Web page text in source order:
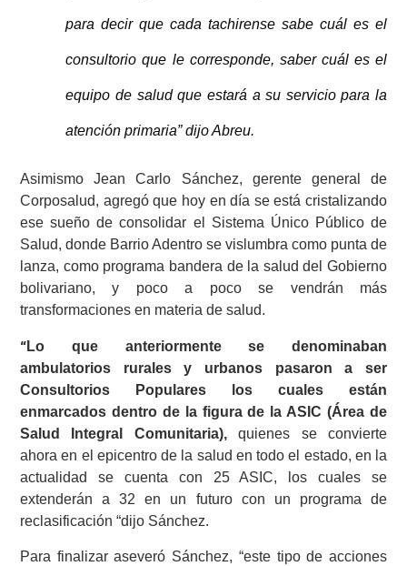
para decir que cada tachirense sabe cuál es el
consultorio que le corresponde, saber cuál es el
equipo de salud que estará a su servicio para la
atención primaria” dijo Abreu.
Asimismo Jean Carlo Sánchez, gerente general de
Corposalud, agregó que hoy en día se está cristalizando
ese sueño de consolidar el Sistema Único Público de
Salud, donde Barrio Adentro se vislumbra como punta de
lanza, como programa bandera de la salud del Gobierno
bolivariano, y poco a poco se vendrán más
transformaciones en materia de salud.
“Lo que anteriormente se denominaban
ambulatorios rurales y urbanos pasaron a ser
Consultorios Populares los cuales están
enmarcados dentro de la figura de la ASIC (Área de
Salud Integral Comunitaria),quienes se convierte
ahora en el epicentro de la salud en todo el estado, en la
actualidad se cuenta con 25 ASIC, los cuales se
extenderán a 32 en un futuro con un programa de
reclasificación “dijo Sánchez.
Para finalizar aseveró Sánchez, “este tipo de acciones